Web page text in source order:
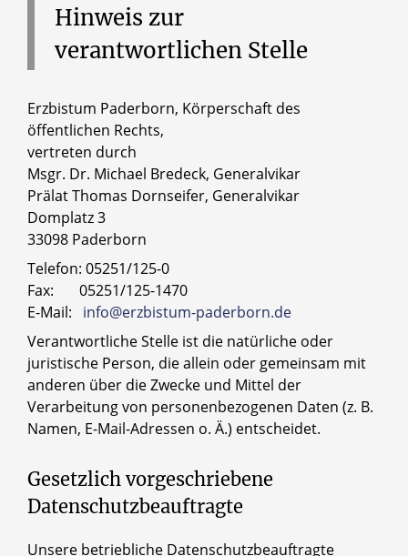
Hinweis zur
verantwortlichen Stelle
Erzbistum Paderborn, Körperschaft des
öffentlichen Rechts,
vertreten durch
Msgr. Dr. Michael Bredeck, Generalvikar
Prälat Thomas Dornseifer, Generalvikar
Domplatz 3
33098 Paderborn
Telefon: 05251/125-0
Fax: 05251/125-1470
E-Mail: info@erzbistum-paderborn.de
Verantwortliche Stelle ist die natürliche oder
juristische Person, die allein oder gemeinsam mit
anderen über die Zwecke und Mittel der
Verarbeitung von personenbezogenen Daten (z. B.
Namen, E-Mail-Adressen o. Ä.) entscheidet.
Gesetzlich vorgeschriebene
Datenschutzbeauftragte
Unsere betriebliche Datenschutzbeauftragte